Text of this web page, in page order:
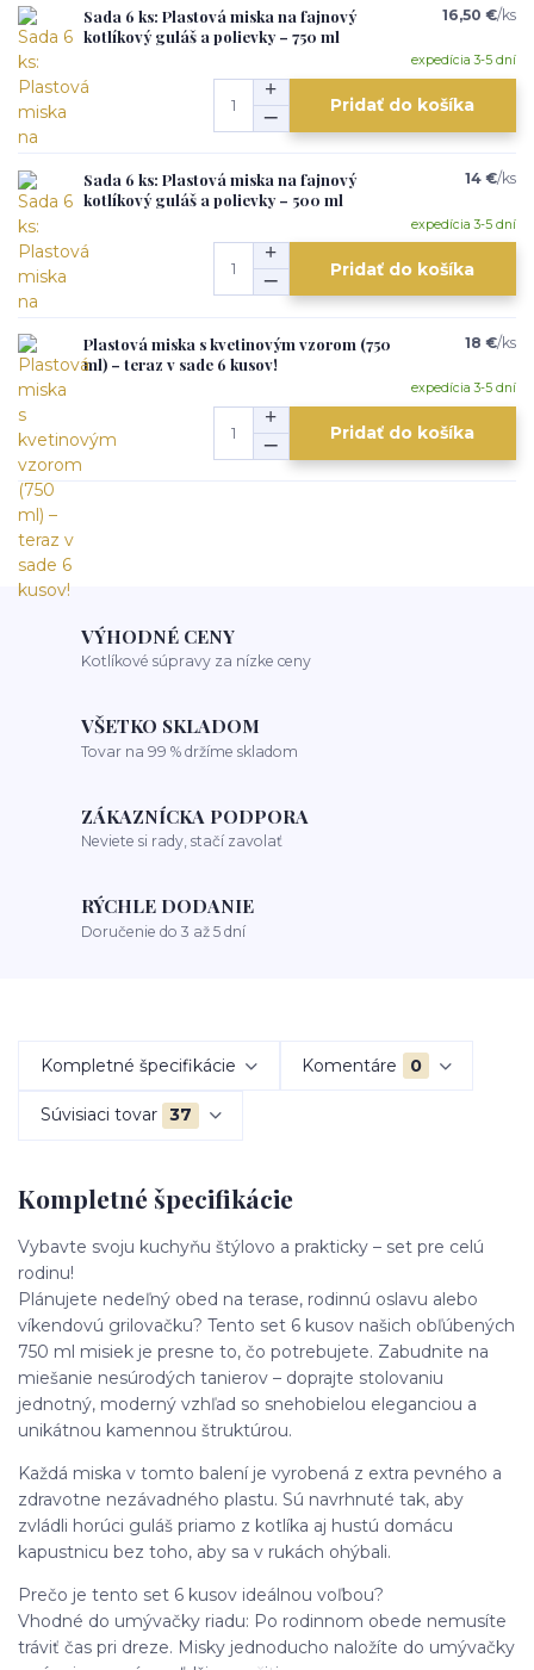
Sada 6 ks: Plastová miska na fajnový
kotlíkový guláš a polievky – 750 ml
16,50 €/ks
expedícia 3-5 dní
Pridať do košíka
Sada 6 ks: Plastová miska na fajnový
kotlíkový guláš a polievky – 500 ml
14 €/ks
expedícia 3-5 dní
Pridať do košíka
Plastová miska s kvetinovým vzorom (750
ml) – teraz v sade 6 kusov!
18 €/ks
expedícia 3-5 dní
Pridať do košíka
VÝHODNÉ CENY
Kotlíkové súpravy za nízke ceny
VŠETKO SKLADOM
Tovar na 99 % držíme skladom
ZÁKAZNÍCKA PODPORA
Neviete si rady, stačí zavolať
RÝCHLE DODANIE
Doručenie do 3 až 5 dní
Kompletné špecifikácie Komentáre 0
Súvisiaci tovar 37
Kompletné špecifikácie
Vybavte svoju kuchyňu štýlovo a prakticky – set pre celú
rodinu!
Plánujete nedeľný obed na terase, rodinnú oslavu alebo
víkendovú grilovačku? Tento set 6 kusov našich obľúbených
750 ml misiek je presne to, čo potrebujete. Zabudnite na
miešanie nesúrodých tanierov – doprajte stolovaniu
jednotný, moderný vzhľad so snehobielou eleganciou a
unikátnou kamennou štruktúrou.
Každá miska v tomto balení je vyrobená z extra pevného a
zdravotne nezávadného plastu. Sú navrhnuté tak, aby
zvládli horúci guláš priamo z kotlíka aj hustú domácu
kapustnicu bez toho, aby sa v rukách ohýbali.
Prečo je tento set 6 kusov ideálnou voľbou?
Vhodné do umývačky riadu: Po rodinnom obede nemusíte
tráviť čas pri dreze. Misky jednoducho naložíte do umývačky